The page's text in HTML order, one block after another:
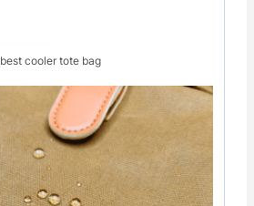
best cooler tote bag